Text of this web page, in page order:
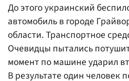
До этого украинский
автомобиль в городе
области. Транспортное
Очевидцы пытались
момент по машине ударил
В результате один человек